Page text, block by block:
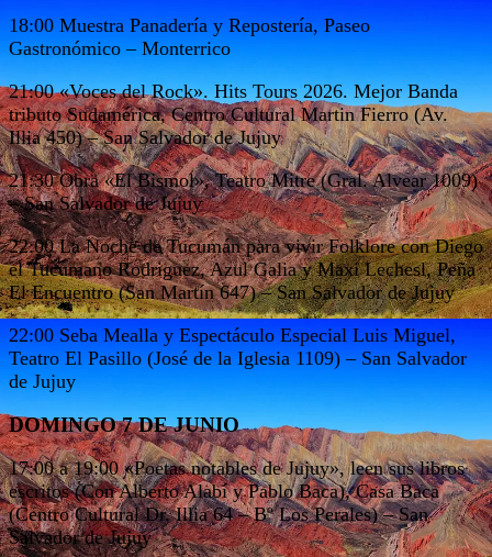
18:00 Muestra Panadería y Repostería, Paseo
Gastronómico – Monterrico
21:00 «Voces del Rock». Hits Tours 2026. Mejor Banda
tributo Sudamérica, Centro Cultural Martin Fierro (Av.
Illia 450) – San Salvador de Jujuy
21:30 Obra «El Bismol», Teatro Mitre (Gral. Alvear 1009)
– San Salvador de Jujuy
22:00 La Noche de Tucumán para vivir Folklore con Diego
el Tucumano Rodriguez, Azul Galia y Maxi Lechesl, Peña
El Encuentro (San Martín 647) – San Salvador de Jujuy
22:00 Seba Mealla y Espectáculo Especial Luis Miguel,
Teatro El Pasillo (José de la Iglesia 1109) – San Salvador
de Jujuy
DOMINGO 7 DE JUNIO
17:00 a 19:00 «Poetas notables de Jujuy», leen sus libros
escritos (Con Alberto Alabí y Pablo Baca), Casa Baca
(Centro Cultural Dr. Illia 64 – Bº Los Perales) – San
Salvador de Jujuy